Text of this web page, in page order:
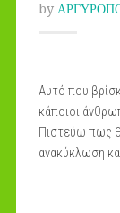
by
Αυτό που
κάποιοι
Πιστεύω πως
ανακύκλωση